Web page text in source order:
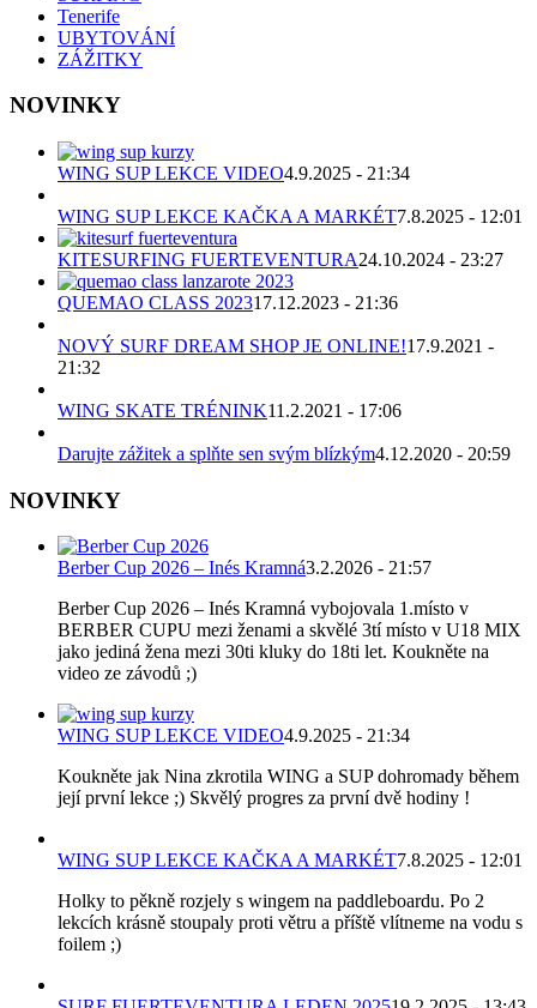
Tenerife
UBYTOVÁNÍ
ZÁŽITKY
NOVINKY
WING SUP LEKCE VIDEO4.9.2025 - 21:34
WING SUP LEKCE KAČKA A MARKÉT7.8.2025 - 12:01
KITESURFING FUERTEVENTURA24.10.2024 - 23:27
QUEMAO CLASS 202317.12.2023 - 21:36
NOVÝ SURF DREAM SHOP JE ONLINE!17.9.2021 -
21:32
WING SKATE TRÉNINK11.2.2021 - 17:06
Darujte zážitek a splňte sen svým blízkým4.12.2020 - 20:59
NOVINKY
Berber Cup 2026 – Inés Kramná3.2.2026 - 21:57
Berber Cup 2026 – Inés Kramná vybojovala 1.místo v
BERBER CUPU mezi ženami a skvělé 3tí místo v U18 MIX
jako jediná žena mezi 30ti kluky do 18ti let. Koukněte na
video ze závodů ;)
WING SUP LEKCE VIDEO4.9.2025 - 21:34
Koukněte jak Nina zkrotila WING a SUP dohromady během
její první lekce ;) Skvělý progres za první dvě hodiny !
WING SUP LEKCE KAČKA A MARKÉT7.8.2025 - 12:01
Holky to pěkně rozjely s wingem na paddleboardu. Po 2
lekcích krásně stoupaly proti větru a příště vlítneme na vodu s
foilem ;)